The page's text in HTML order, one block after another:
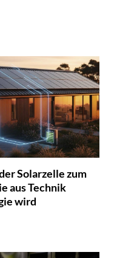
Solarzelle zum
aus Technik
wird